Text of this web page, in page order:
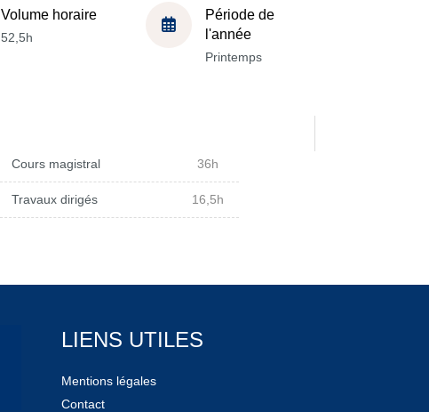
Volume horaire
52,5h
Période de
l'année
Printemps
Cours magistral 36h
Travaux dirigés 16,5h
LIENS UTILES
Mentions légales
Contact